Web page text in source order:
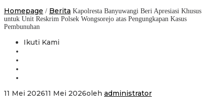
Homepage / Berita Kapolresta Banyuwangi Beri Apresiasi Khusus
untuk Unit Reskrim Polsek Wongsorejo atas Pengungkapan Kasus
Pembunuhan
Ikuti Kami
11 Mei 202611 Mei 2026oleh administrator